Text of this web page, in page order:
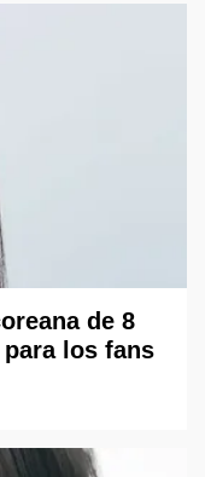
de 8
los fans